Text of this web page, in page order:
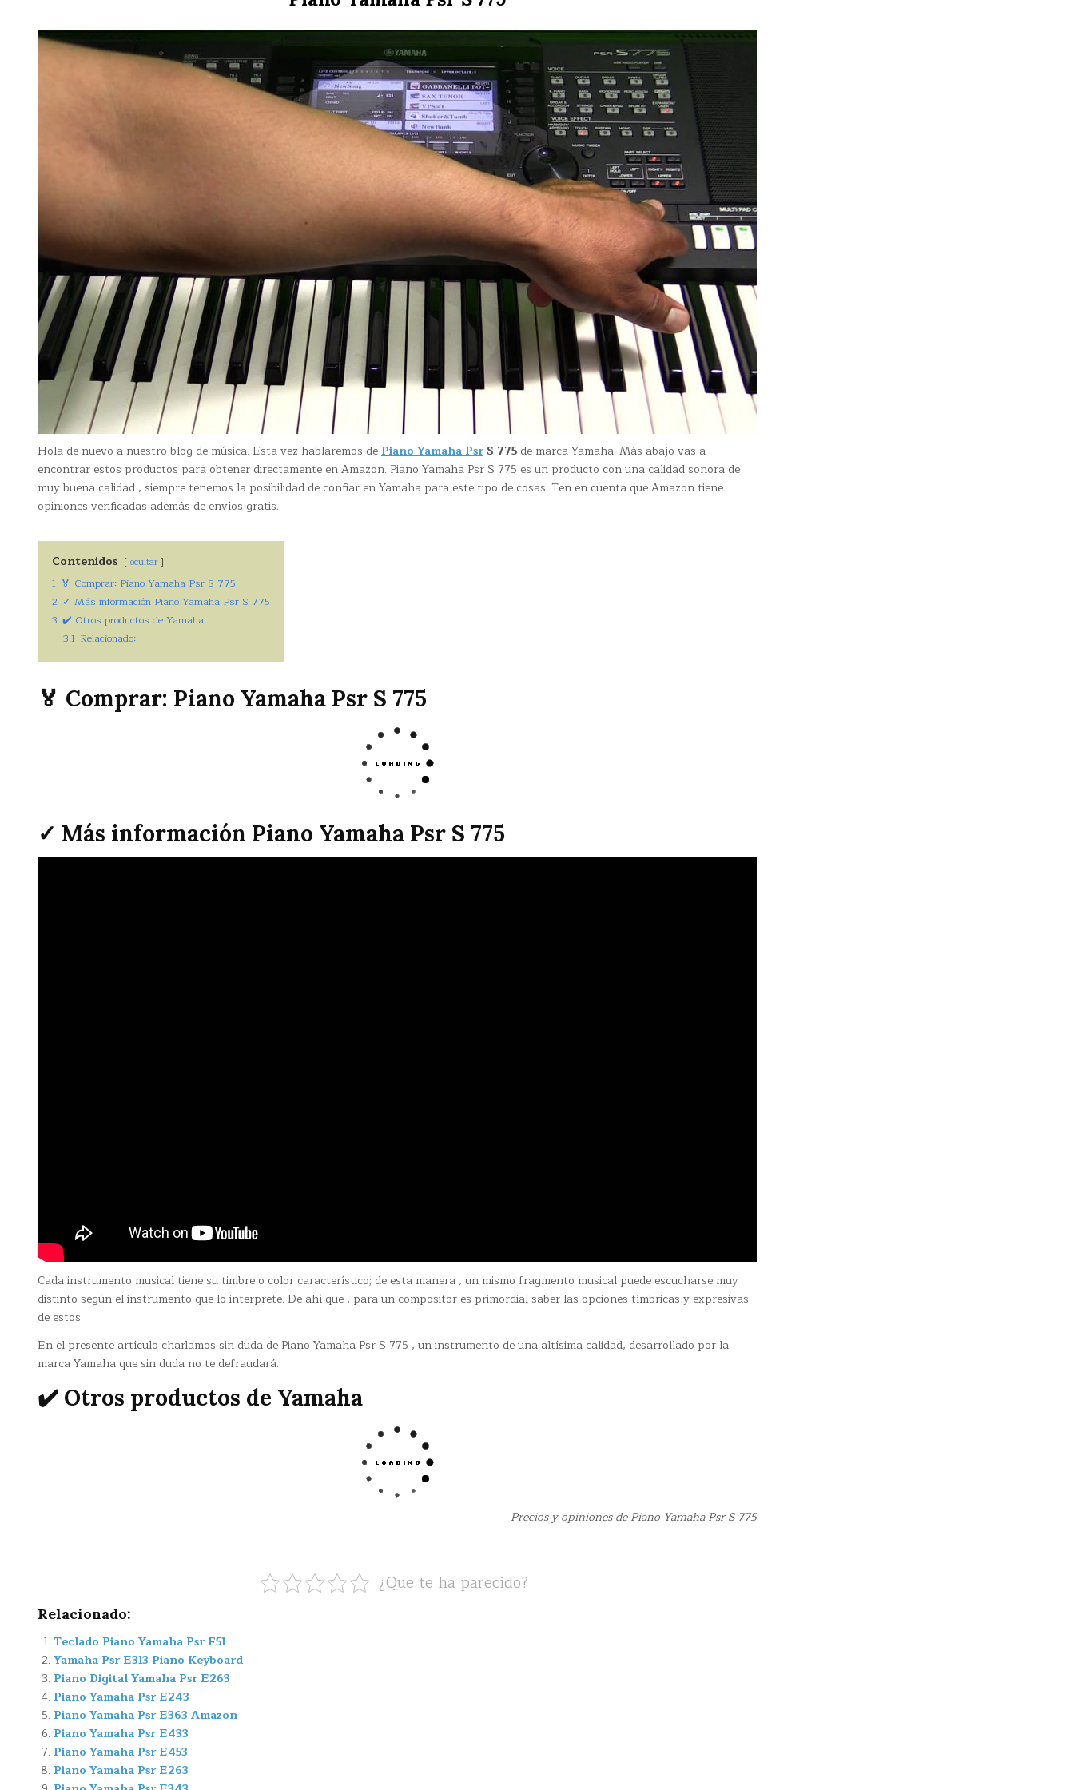
Hola de nuevo a nuestro blog de música. Esta vez hablaremos dePiano Yamaha PsrS 775 de marca Yamaha. Más abajo vas a
encontrar estos productos para obtener directamente en Amazon. Piano Yamaha Psr S 775 es un producto con una calidad sonora de
muy buena calidad , siempre tenemos la posibilidad de confiar en Yamaha para este tipo de cosas. Ten en cuenta que Amazon tiene
opiniones verificadas además de envíos gratis.
Contenidos ocultar
1 🏅 Comprar: Piano Yamaha Psr S 775
2 ✓ Más información Piano Yamaha Psr S 775
3 ✔️ Otros productos de Yamaha
3.1 Relacionado:
🏅 Comprar: Piano Yamaha Psr S 775
✓ Más información Piano Yamaha Psr S 775
Cada instrumento musical tiene su timbre o color característico; de esta manera , un mismo fragmento musical puede escucharse muy
distinto según el instrumento que lo interprete. De ahí que , para un compositor es primordial saber las opciones tímbricas y expresivas
de estos.
En el presente artículo charlamos sin duda de Piano Yamaha Psr S 775 , un instrumento de una altísima calidad, desarrollado por la
marca Yamaha que sin duda no te defraudará.
✔️ Otros productos de Yamaha
Precios y opiniones de Piano Yamaha Psr S 775
¿Que te ha parecido?
Relacionado:
Teclado Piano Yamaha Psr F51
Yamaha Psr E313 Piano Keyboard
Piano Digital Yamaha Psr E263
Piano Yamaha Psr E243
Piano Yamaha Psr E363 Amazon
Piano Yamaha Psr E433
Piano Yamaha Psr E453
Piano Yamaha Psr E263